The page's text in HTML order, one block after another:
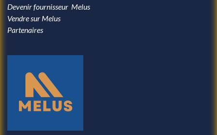
Devenir fournisseur Melus
Vendre sur Melus
Partenaires